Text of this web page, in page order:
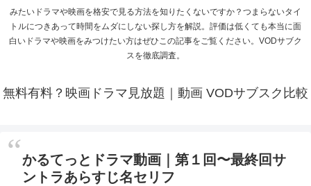
みたいドラマや映画を格安で見る方法を知りたくないですか？つまらないタイ
トルにつきあって時間をムダにしない探し方を解説。評価は低くても本当に面
白いドラマや映画をみつけたい方はぜひこの記事をご覧ください。VODサブク
スを徹底調査。
無料有料？映画ドラマ見放題｜動画 VODサブスク比較
かるてっとドラマ動画｜第１回〜最終回サ
ントラあらすじ名セリフ